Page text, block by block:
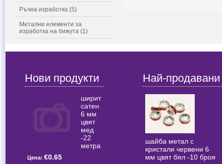
Ръчна изработка (5)
Метални елементи за
изработка на бижута (1)
Нови продукти
ширит
сатен
6 мм
цвят
мед
-22
метра
Цена: €0.65
Най-продавани
шайба метал с
кристали червени 6
мм цвят бял -10 броя